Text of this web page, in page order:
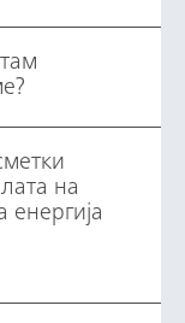
на
енергија